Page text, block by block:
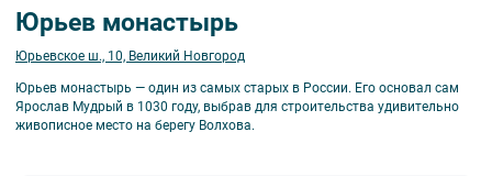
Юрьев монастырь
Юрьевское ш., 10, Великий Новгород
Юрьев монастырь — один из самых старых в России. Его основал сам
Ярослав Мудрый в 1030 году, выбрав для строительства удивительно
живописное место на берегу Волхова.